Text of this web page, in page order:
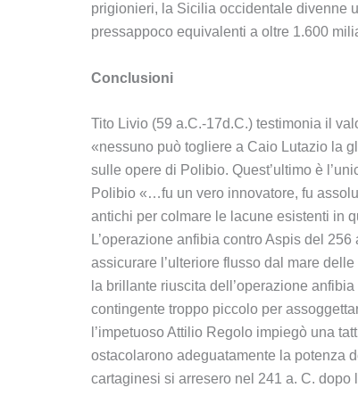
prigionieri, la Sicilia occidentale divenne
pressappoco equivalenti a oltre 1.600
Conclusioni
Tito Livio (59 a.C.-17d.C.) testimonia il
«nessuno può togliere a Caio Lutazio la
sulle opere di Polibio. Quest’ultimo è
Polibio «…fu un vero innovatore, fu
antichi per colmare le lacune esistenti in
L’operazione anfibia contro Aspis del
assicurare l’ulteriore flusso dal mare
la brillante riuscita dell’operazione
contingente troppo piccolo per
l’impetuoso Attilio Regolo impiegò una
ostacolarono adeguatamente la potenza
cartaginesi si arresero nel 241 a. C.